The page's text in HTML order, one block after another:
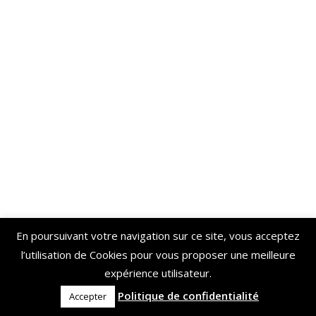
En poursuivant votre navigation sur ce site, vous acceptez
l’utilisation de Cookies pour vous proposer une meilleure
expérience utilisateur.
Accepter Politique de confidentialité